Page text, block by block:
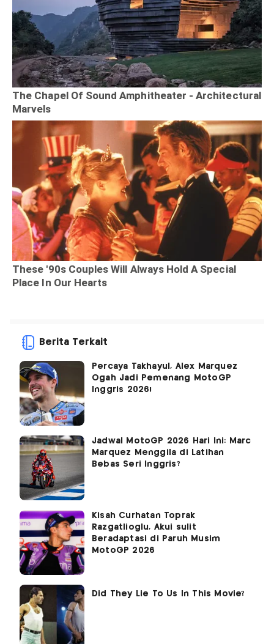
Berita Terkait
Percaya Takhayul, Alex Marquez
Ogah Jadi Pemenang MotoGP
Inggris 2026!
Jadwal MotoGP 2026 Hari Ini: Marc
Marquez Menggila di Latihan
Bebas Seri Inggris?
Kisah Curhatan Toprak
Razgatlioglu, Akui sulit
Beradaptasi di Paruh Musim
MotoGP 2026